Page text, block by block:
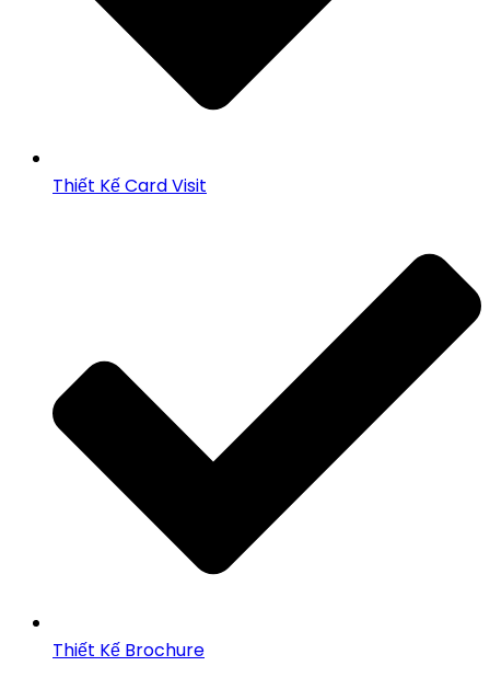
Thiết Kế Card Visit
Thiết Kế Brochure